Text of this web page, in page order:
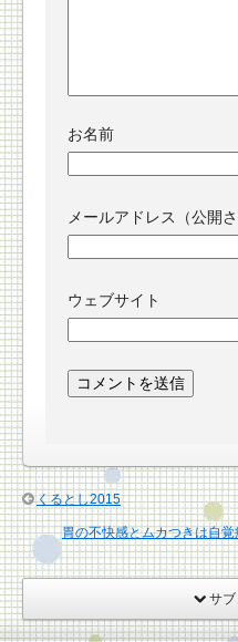
お名前
メールアドレス（公開さ
ウェブサイト
くるとし2015
胃の不快感とムカつきは自
サ